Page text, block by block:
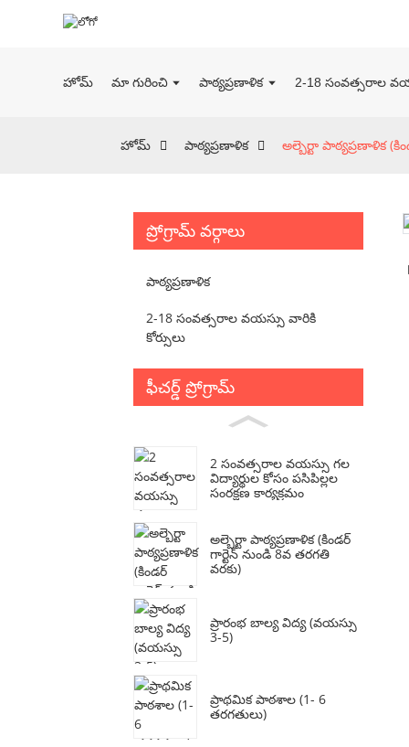
హోమ్ మా గురించి పాఠ్యప్రణాళిక 2-18 సంవత్సరాల
హోమ్ పాఠ్యప్రణాళిక అల్బెర్టా పాఠ్యప్రణాళిక
ప్రోగ్రామ్ వర్గాలు
పాఠ్యప్రణాళిక
2-18 సంవత్సరాల వయస్సు వారికి
కోర్సులు
ఫీచర్డ్ ప్రోగ్రామ్
2 సంవత్సరాల వయస్సు గల
విద్యార్థుల కోసం పసిపిల్లల
సంరక్షణ కార్యక్రమం
అల్బెర్టా పాఠ్యప్రణాళిక (కిండర్
గార్టెన్ నుండి 8వ తరగతి
వరకు)
ప్రారంభ బాల్య విద్య (వయస్సు
3-5)
ప్రాథమిక పాఠశాల (1- 6
తరగతులు)